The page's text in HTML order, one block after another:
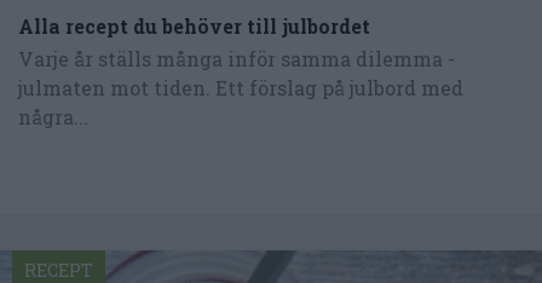
Alla recept du behöver till julbordet
Varje år ställs många inför samma dilemma -
julmaten mot tiden. Ett förslag på julbord med
några...
RECEPT